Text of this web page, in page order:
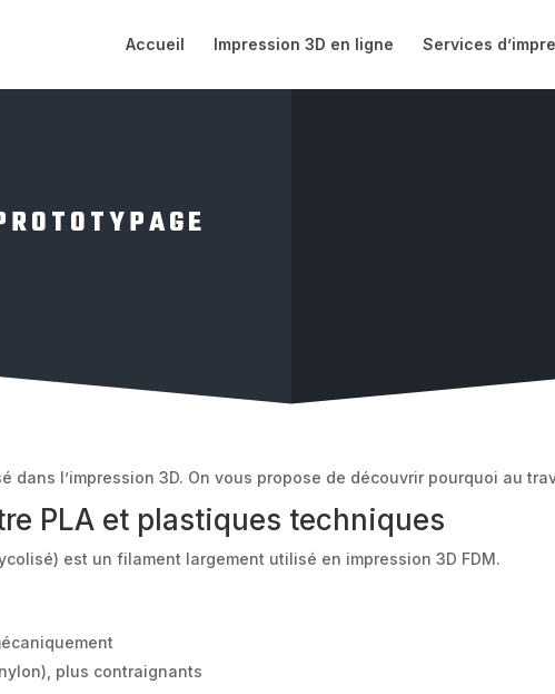
Accueil Impression 3D en ligne Services
dans l’impression 3D. On vous propose de découvrir pourquoi au
PLA et plastiques techniques
est un filament largement utilisé en impression 3D FDM.
plus contraignants